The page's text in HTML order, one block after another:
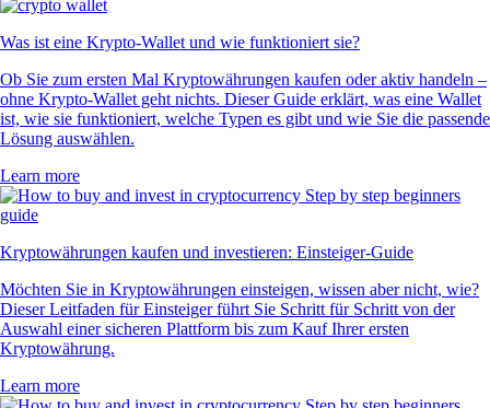
Was ist eine Krypto-Wallet und wie funktioniert sie?
Ob Sie zum ersten Mal Kryptowährungen kaufen oder aktiv handeln –
ohne Krypto-Wallet geht nichts. Dieser Guide erklärt, was eine Wallet
ist, wie sie funktioniert, welche Typen es gibt und wie Sie die passende
Lösung auswählen.
Learn more
Kryptowährungen kaufen und investieren: Einsteiger-Guide
Möchten Sie in Kryptowährungen einsteigen, wissen aber nicht, wie?
Dieser Leitfaden für Einsteiger führt Sie Schritt für Schritt von der
Auswahl einer sicheren Plattform bis zum Kauf Ihrer ersten
Kryptowährung.
Learn more